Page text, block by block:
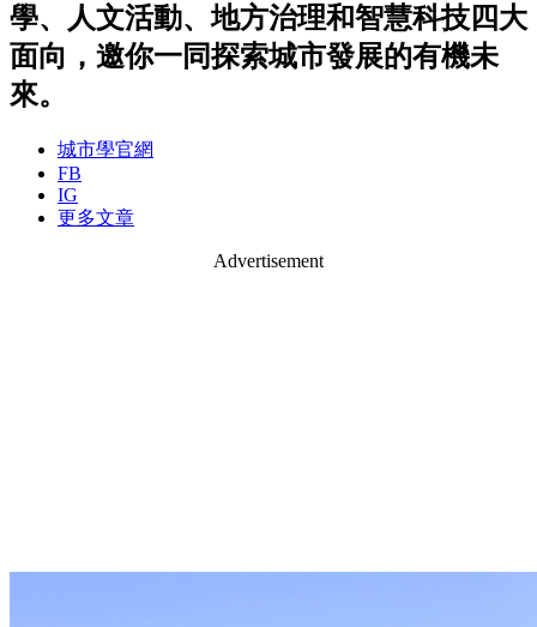
學、人文活動、地方治理和智慧科技四大
面向，邀你一同探索城市發展的有機未
來。
城市學官網
FB
IG
更多文章
Advertisement